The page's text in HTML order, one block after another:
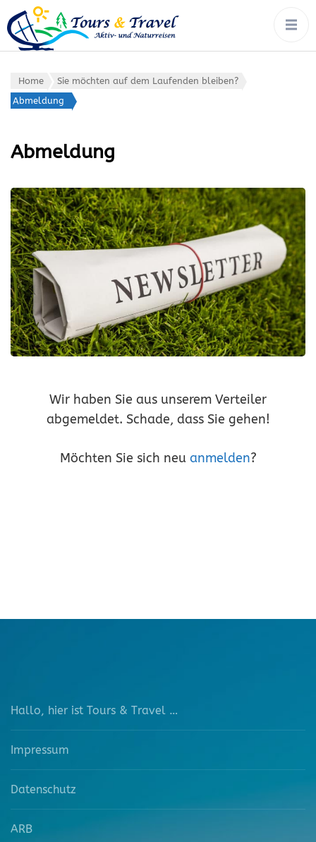
aktiv- &
Rad, Wandern, Wasser,
Gepäcktransport
Home
Sie möchten auf dem Laufenden bleiben?
Abmeldung
Abmeldung
Wir haben Sie aus unserem Verteiler
abgemeldet. Schade, dass Sie gehen!
Möchten Sie sich neu anmelden?
Hallo, hier ist Tours & Travel …
Impressum
Datenschutz
ARB